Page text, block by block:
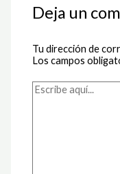
Deja un
Tu dirección de
Los campos
Escribe